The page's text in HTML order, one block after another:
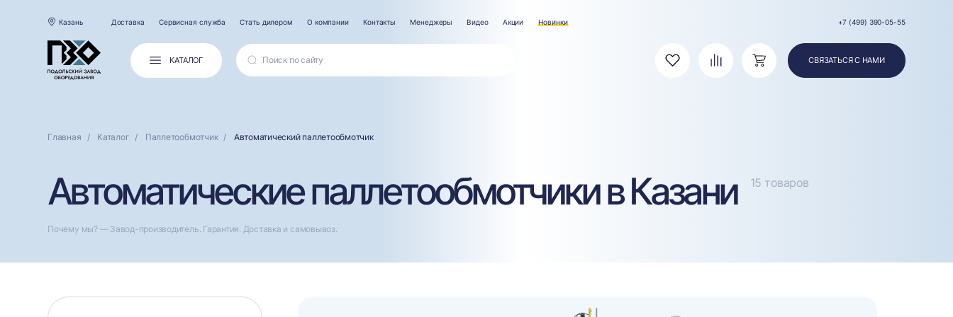
Казань Доставка Сервисная служба Стать дилером О компании Контакты Менеджеры Видео Акции Новинки +7 (499) 390-05-55
КАТАЛОГ Избранное СравнениеКорзина СВЯЗАТЬСЯ С НАМИ
Главная Каталог Паллетообмотчик Автоматический паллетообмотчик
Автоматические паллетообмотчики в Казани 15 товаров
Почему мы? — Завод-производитель. Гарантия. Доставка и самовывоз.